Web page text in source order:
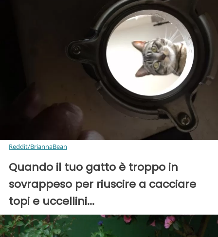
Reddit/BriannaBean
Quando il tuo gatto è troppo in
sovrappeso per riuscire a cacciare
topi e uccellini...